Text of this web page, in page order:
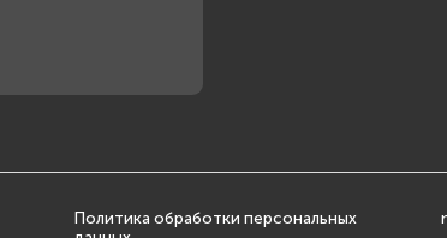
Политика обработки персональных